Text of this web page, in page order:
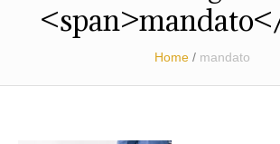
Home / mandato